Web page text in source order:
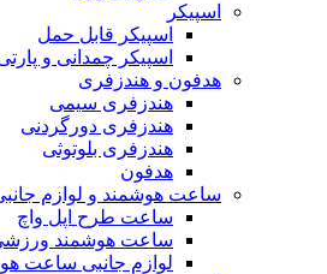
اسپیکر
اسپیکر قابل حمل
اسپیکر چمدانی و
هدفون و هندزفری
هندزفری سیمی
هندزفری دورگردنی
هندزفری بلوتوثی
هدفون
ساعت هوشمند و لوازم
ساعت طرح اپل واچ
ساعت هوشمند
لوازم جانبی ساعت